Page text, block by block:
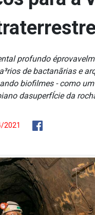
profundo
de bactanãrias e
biofilmes - como
dasuperfÍcie da
2021